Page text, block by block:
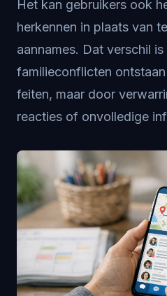
Het kan gebruikers ook
herkennen in plaats van
aannames. Dat verschil
familieconflicten
feiten, maar door
reacties of onvolledige